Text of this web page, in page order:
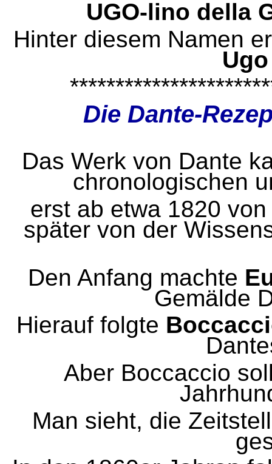
UGO-lino della
Hinter diesem Namen
Die Dante-
Das Werk von Dante
chronologischen
erstab etwa 1820 von
später von der
Den Anfang machte
Gemälde
Hierauf folgte
Aber Boccaccio
Man sieht, die